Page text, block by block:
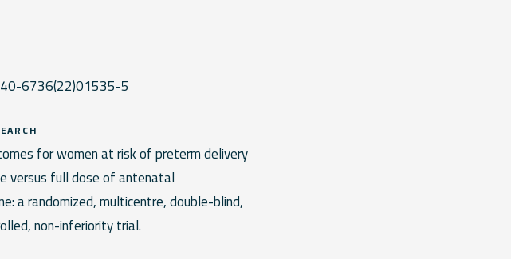
6736(22)01535-5
for women at risk of preterm delivery
versus full dose of antenatal
a randomized, multicentre, double-blind,
non-inferiority trial.